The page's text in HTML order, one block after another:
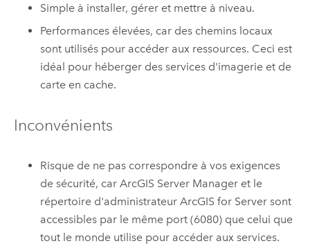
Simple à installer, gérer et mettre à niveau.
Performances élevées, car des chemins locaux
sont utilisés pour accéder aux ressources. Ceci est
idéal pour héberger des services d'imagerie et de
carte en cache.
Inconvénients
Risque de ne pas correspondre à vos exigences
de sécurité, car ArcGIS Server Manager et le
répertoire d'administrateur ArcGIS for Server sont
accessibles par le même port (6080) que celui que
tout le monde utilise pour accéder aux services.